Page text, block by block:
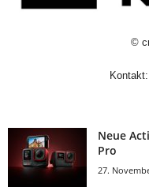
©
Kontakt:
Neue
Pro
27.